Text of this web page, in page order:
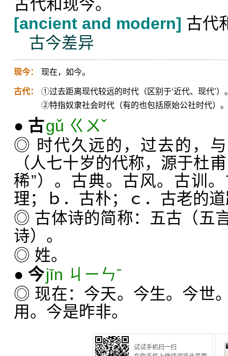
古代和现今。
[ancient and modern] 古代
古今差异
现今： 现在，如今。
古代：
①过去距离现代较远的时代（区别于‘近代、现代’
②特指奴隶社会时代（有的也包括原始公社时代）。
● 古gǔ ㄍㄨˇ
◎ 时代久远的，过去的，与
（人七十岁的代称，源于杜
稀”）。古典。古风。古训
理；ｂ．古朴；ｃ．古老的
◎ 古体诗的简称：五古（五
诗）。
◎ 姓。
● 今jīn ㄐㄧㄣˉ
◎ 现在：今天。今生。今世
用。今是昨非。
试试手机扫一扫